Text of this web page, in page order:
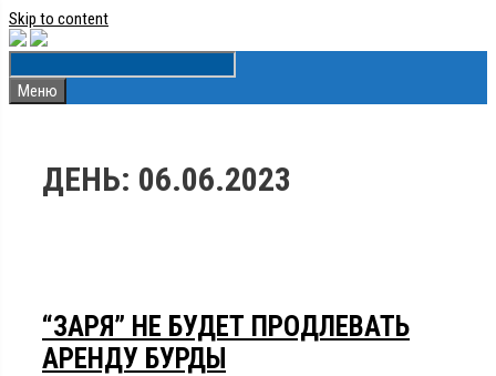
Skip to content
Меню
ДЕНЬ: 06.06.2023
“ЗАРЯ” НЕ БУДЕТ ПРОДЛЕВАТЬ
АРЕНДУ БУРДЫ